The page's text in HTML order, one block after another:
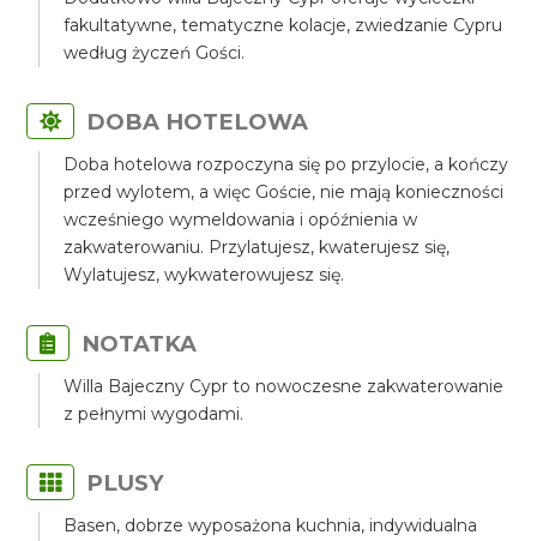
fakultatywne, tematyczne kolacje, zwiedzanie Cypru
według życzeń Gości.
DOBA HOTELOWA
Doba hotelowa rozpoczyna się po przylocie, a kończy
przed wylotem, a więc Goście, nie mają konieczności
wcześniego wymeldowania i opóźnienia w
zakwaterowaniu. Przylatujesz, kwaterujesz się,
Wylatujesz, wykwaterowujesz się.
NOTATKA
Willa Bajeczny Cypr to nowoczesne zakwaterowanie
z pełnymi wygodami.
PLUSY
Basen, dobrze wyposażona kuchnia, indywidualna